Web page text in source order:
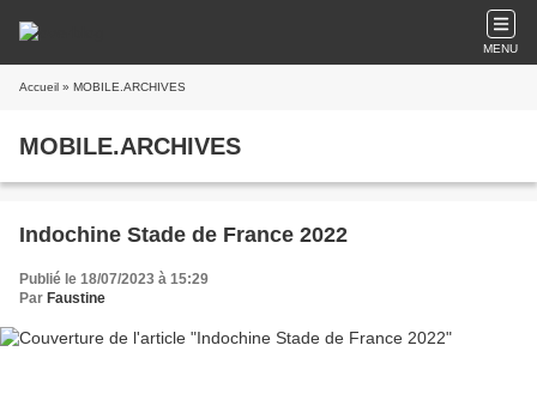
MENU
Accueil » MOBILE.ARCHIVES
MOBILE.ARCHIVES
Indochine Stade de France 2022
Publié le 18/07/2023 à 15:29
Par Faustine